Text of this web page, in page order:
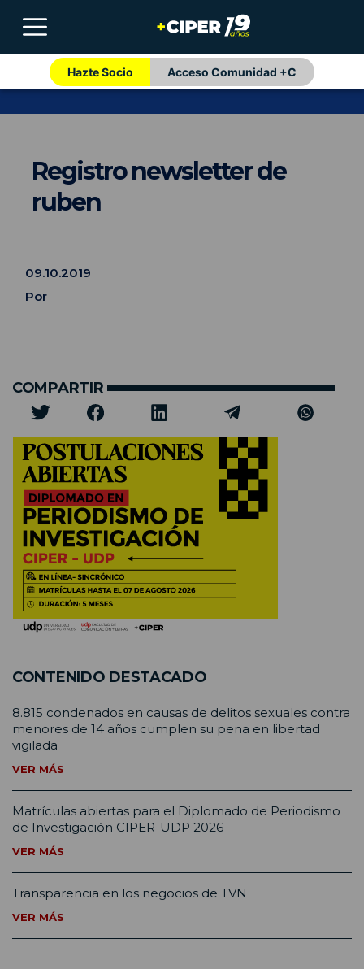
Hazte Socio Acceso Comunidad +C
Registro newsletter de
ruben
09.10.2019
Por
COMPARTIR
CONTENIDO DESTACADO
8.815 condenados en causas de delitos sexuales contra
menores de 14 años cumplen su pena en libertad
vigilada
VER MÁS
Matrículas abiertas para el Diplomado de Periodismo
de Investigación CIPER-UDP 2026
VER MÁS
Transparencia en los negocios de TVN
VER MÁS